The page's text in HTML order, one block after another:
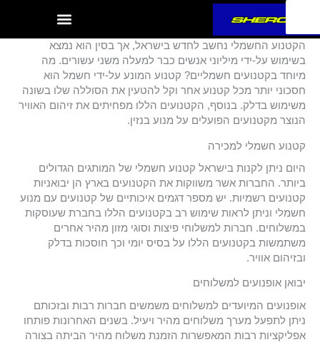
הקטנוע החשמלי נחשב לחדש בישראל, אך בסין הוא נמצא
בשימוש על-ידי מיליוני אנשים כבר למעלה משני עשורים. מה
מיוחד בקטנועים חשמליים? קטנוע המונע על-ידי חשמל הוא
חסכוני יותר מכל קטנוע אחר וקל להטעין את הסוללה שלו בשונה
משימוש בדלק. בנוסף, הקטנועים הללו מפחיתים את זיהום האוויר
הנוצר מקטנועים הפועלים על מנוע בנזין.
קטנוע חשמלי למכירה
היום ניתן לקנות בישראל קטנוע חשמלי של המותגים הגדולים
ביותר. החברות אשר משווקות את הקטנועים בארץ הן יבואניות
קטנועים רשמיות. יש מספר דגמים איכותיים של קטנועים עם מנוע
חשמלי וניתן לראות שימוש רב בקטנועים הללו בחברת שעוסקות
במשלוחים. חברות למשלוחי פיצות וסוגי מזון מהיר אחרים
משתמשות בקטנועים הללו על בסיס יומי וכך חוסכות בדלק
ובזיהום אוויר.
יבואן אופנועים למשלוחים
אופנועים המיועדים למשלוחים משמשים חברות רבות ובזכותם
ניתן לתפעל מערך משלוחים מהיר ויעיל. בשנים האחרונות פותחו
אפליקציות רבות המאפשרות הזמנת משלוח מהיר הביתה בצורה